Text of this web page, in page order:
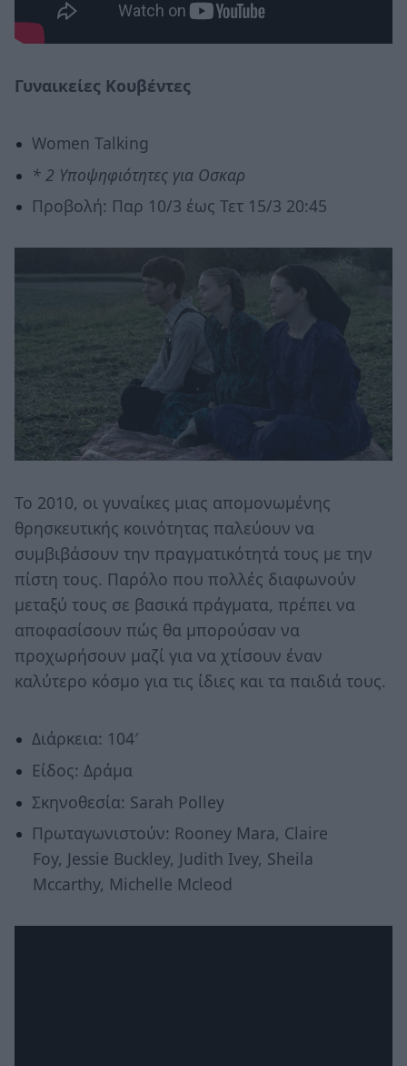
Γυναικείες Κουβέντες
Women Talking
* 2 Υποψηφιότητες για Οσκαρ
Προβολή: Παρ 10/3 έως Τετ 15/3 20:45
Το 2010, οι γυναίκες μιας απομονωμένης
θρησκευτικής κοινότητας παλεύουν να
συμβιβάσουν την πραγματικότητά τους με την
πίστη τους. Παρόλο που πολλές διαφωνούν
μεταξύ τους σε βασικά πράγματα, πρέπει να
αποφασίσουν πώς θα μπορούσαν να
προχωρήσουν μαζί για να χτίσουν έναν
καλύτερο κόσμο για τις ίδιες και τα παιδιά τους.
Διάρκεια: 104′
Είδος: Δράμα
Σκηνοθεσία: Sarah Polley
Πρωταγωνιστούν: Rooney Mara, Claire
Foy, Jessie Buckley, Judith Ivey, Sheila
Mccarthy, Michelle Mcleod